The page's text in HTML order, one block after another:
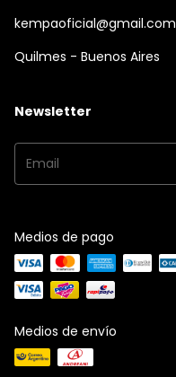
kempaoficial@gmail.com
Quilmes - Buenos Aires
Newsletter
Medios de pago
Medios de envío